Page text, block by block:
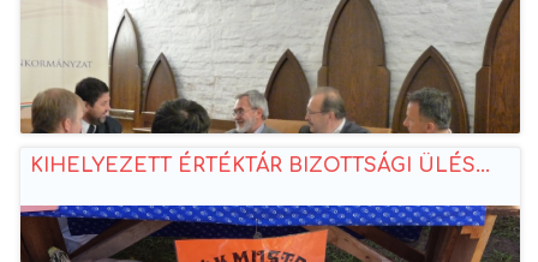
KIHELYEZETT ÉRTÉKTÁR BIZOTTSÁGI ÜLÉS...